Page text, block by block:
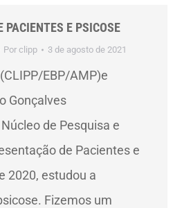
PACIENTES E PSICOSE
Por clipp 3 de agosto de 2021
EBP/AMP)e
Gonçalves
de Pesquisa e
de Pacientes e
2020, estudou a
Fizemos um